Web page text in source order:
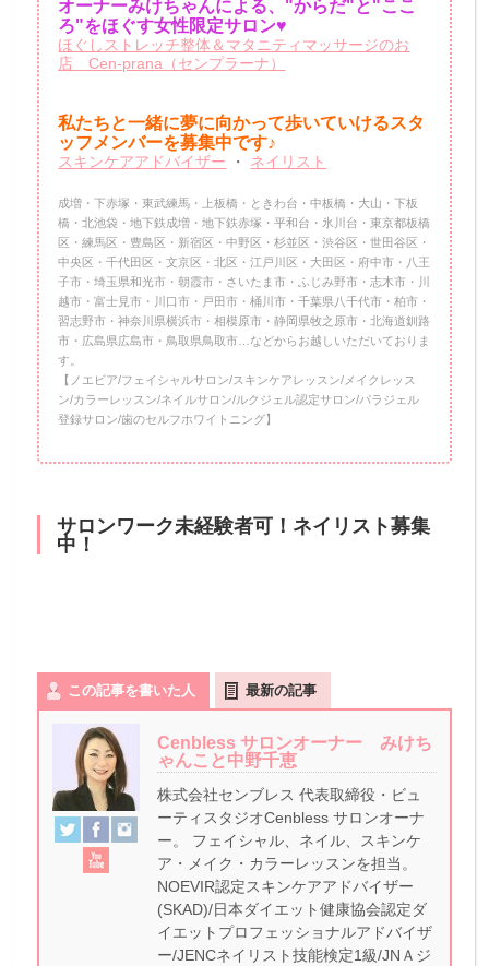
オーナーみけちゃんによる、"からだ"と"ここ
ろ"をほぐす女性限定サロン♥
ほぐしストレッチ整体＆マタニティマッサージのお
店 Cen-prana（センプラーナ）
私たちと一緒に夢に向かって歩いていけるスタ
ッフメンバーを募集中です♪
スキンケアアドバイザー ・ ネイリスト
成増・下赤塚・東武練馬・上板橋・ときわ台・中板橋・大山・下板
橋・北池袋・地下鉄成増・地下鉄赤塚・平和台・氷川台・東京都板橋
区・練馬区・豊島区・新宿区・中野区・杉並区・渋谷区・世田谷区・
中央区・千代田区・文京区・北区・江戸川区・大田区・府中市・八王
子市・埼玉県和光市・朝霞市・さいたま市・ふじみ野市・志木市・川
越市・富士見市・川口市・戸田市・桶川市・千葉県八千代市・柏市・
習志野市・神奈川県横浜市・相模原市・静岡県牧之原市・北海道釧路
市・広島県広島市・鳥取県鳥取市…などからお越しいただいておりま
す。
【ノエビア/フェイシャルサロン/スキンケアレッスン/メイクレッス
ン/カラーレッスン/ネイルサロン/ルクジェル認定サロン/パラジェル
登録サロン/歯のセルフホワイトニング】
サロンワーク未経験者可！ネイリスト募集
中！
この記事を書いた人 最新の記事
Cenbless サロンオーナー みけち
ゃんこと中野千恵
株式会社センブレス 代表取締役・ビュ
ーティスタジオCenbless サロンオーナ
ー。 フェイシャル、ネイル、スキンケ
ア・メイク・カラーレッスンを担当。
NOEVIR認定スキンケアアドバイザー
(SKAD)/日本ダイエット健康協会認定ダ
イエットプロフェッショナルアドバイザ
ー/JENCネイリスト技能検定1級/JNＡジ